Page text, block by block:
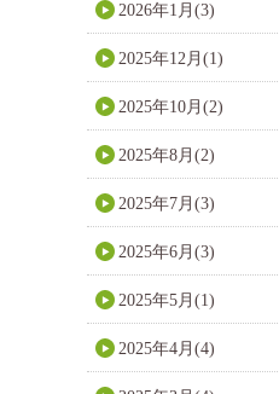
2026年1月(3)
2025年12月(1)
2025年10月(2)
2025年8月(2)
2025年7月(3)
2025年6月(3)
2025年5月(1)
2025年4月(4)